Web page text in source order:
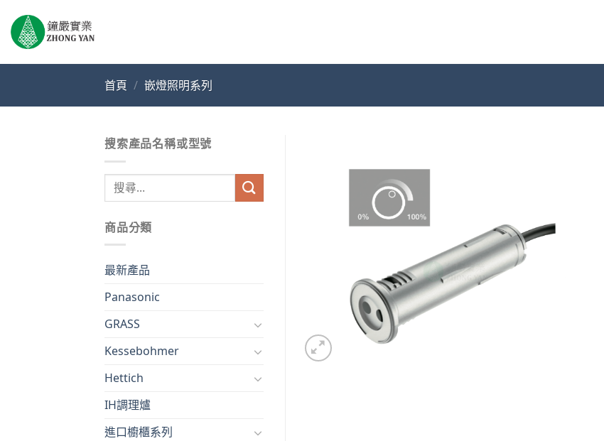
content
首頁 / 嵌燈照明系列
搜索產品名稱或型號
鍵
字:
商品分類
最新產品
Panasonic
GRASS
Kessebohmer
Hettich
IH調理爐
進口櫥櫃系列